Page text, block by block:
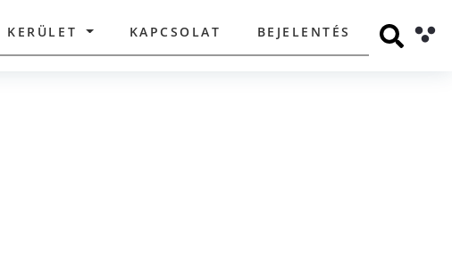
KERÜLET KAPCSOLAT BEJELENTÉS